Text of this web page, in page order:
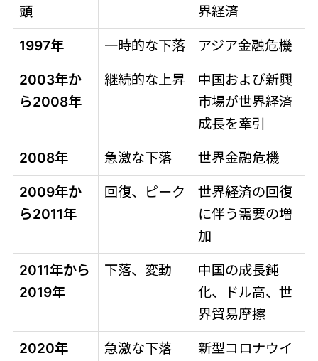
頭
界経済
1997年
一時的な下落
アジア金融危機
2003年か
ら2008年
継続的な上昇
中国および新興
市場が世界経済
成長を牽引
2008年
急激な下落
世界金融危機
2009年か
ら2011年
回復、ピーク
世界経済の回復
に伴う需要の増
加
2011年から
2019年
下落、変動
中国の成長鈍
化、ドル高、世
界貿易摩擦
2020年
急激な下落
新型コロナウイ